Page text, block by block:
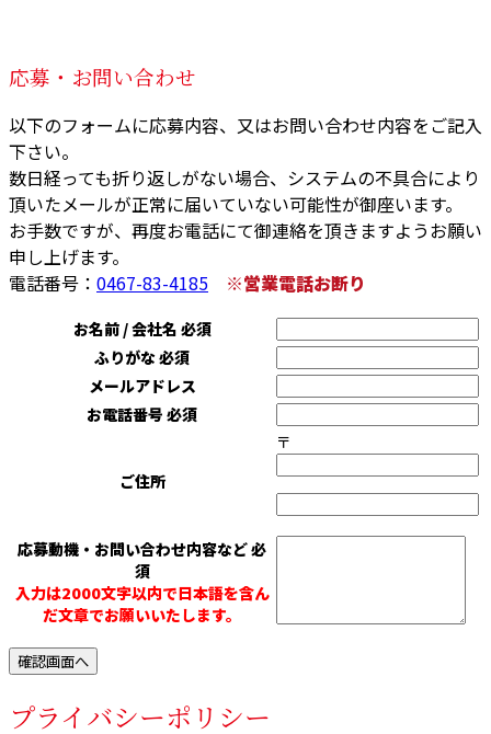
応募・お問い合わせ
以下のフォームに応募内容、又はお問い合わせ内容をご記入
下さい。
数日経っても折り返しがない場合、システムの不具合により
頂いたメールが正常に届いていない可能性が御座います。
お手数ですが、再度お電話にて御連絡を頂きますようお願い
申し上げます。
電話番号： 0467-83-4185 ※営業電話お断り
お名前 / 会社名 必須
ふりがな必須
メールアドレス
お電話番号 必須
ご住所
〒
応募動機・お問い合わせ内容など必
須
入力は2000文字以内で日本語を含ん
だ文章でお願いいたします。
プライバシーポリシー